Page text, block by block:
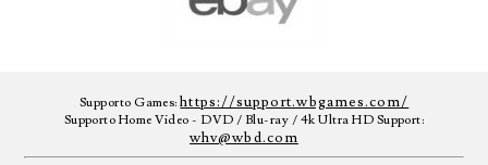
Supporto Games:https://support.wbgames.com/
Supporto Home Video - DVD / Blu-ray / 4k Ultra HD Support:
whv@wbd.com